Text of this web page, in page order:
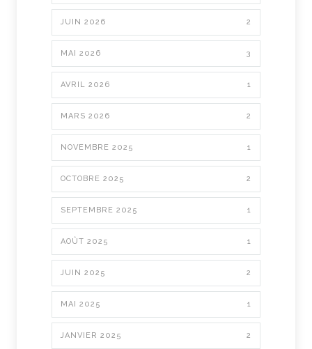
JUIN 2026 2
MAI 2026 3
AVRIL 2026 1
MARS 2026 2
NOVEMBRE 2025 1
OCTOBRE 2025 2
SEPTEMBRE 2025 1
AOÛT 2025 1
JUIN 2025 2
MAI 2025 1
JANVIER 2025 2